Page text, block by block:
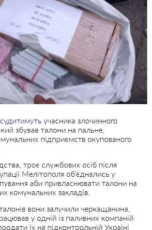
судитимуть учасника злочинного
збував талони на пальне,
підприємств окупованого
троє службових осіб після
Мелітополя об’єднались у
аби привласнювати талони на
комунальних закладів.
вони залучили черкащанина,
у одній із паливних компаній
їх на підконтрольній Україні